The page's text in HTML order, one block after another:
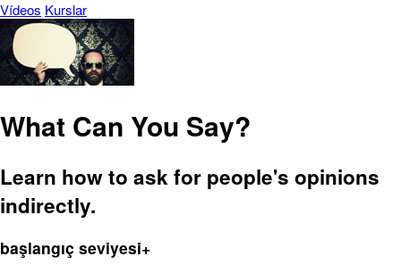
Vídeos Kurslar
What Can You Say?
Learn how to ask for people's opinions
indirectly.
başlangıç seviyesi+